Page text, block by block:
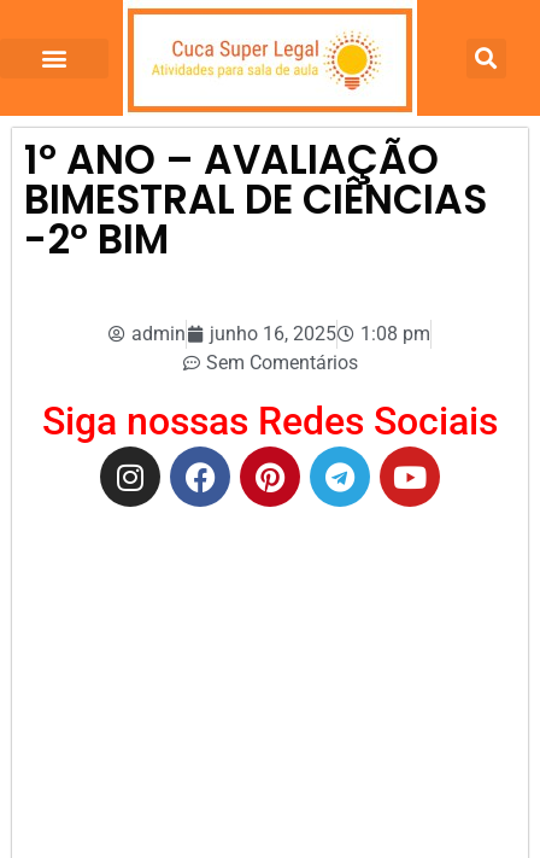
1º ANO – AVALIAÇÃO
BIMESTRAL DE CIÊNCIAS
-2º BIM
admin junho 16, 2025
1:08 pm
Sem Comentários
Siga nossas Redes Sociais